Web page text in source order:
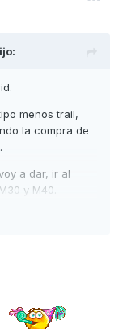
menos trail,
la compra de
a dar, ir al
y M40.
un par de
y puesto
pues a por
vosotros.